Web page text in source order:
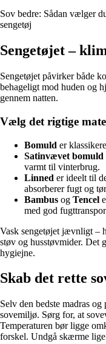
Sov bedre: Sådan vælger
sengetøj
Sengetøjet –
Sengetøjet påvirker både
behageligt mod huden og
gennem natten.
Vælg det rigtige
Bomuld er
Satinvævet bomuld
varmt til vinterbrug.
Linned er ideelt til
absorberer fugt og
Bambus og Tencel
med god
Vask sengetøjet jævnligt –
støv og husstøvmider. Det
hygiejne.
Skab det rette
Selv den bedste madras
sovemiljø. Sørg for, at
Temperaturen bør ligge
forskel. Undgå skærme